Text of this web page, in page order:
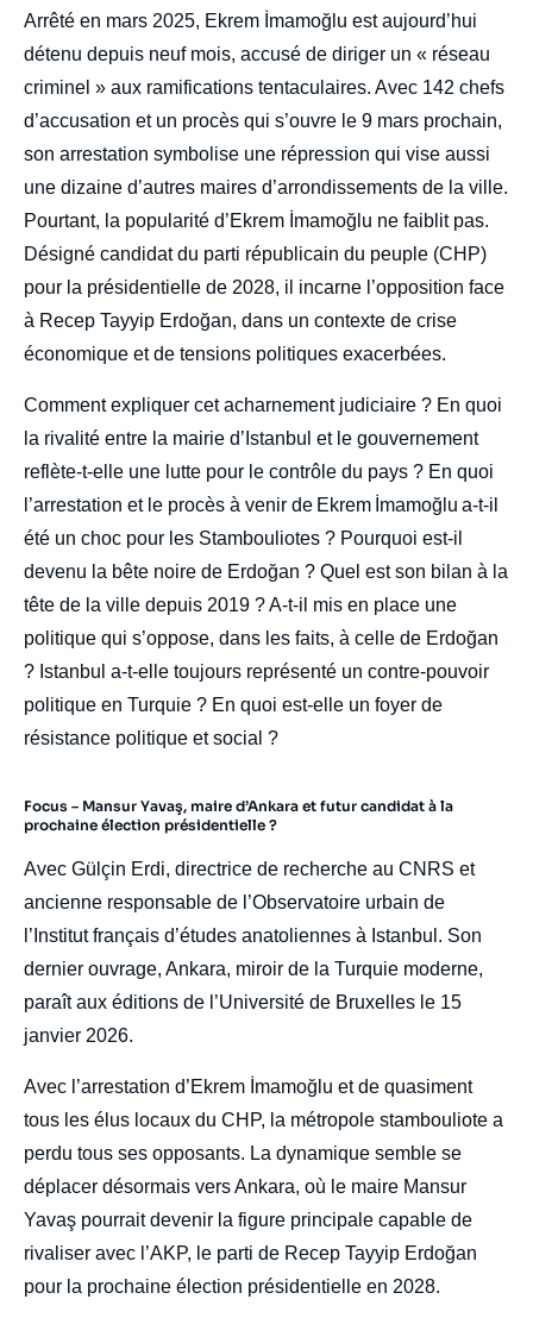
Arrêté en mars 2025, Ekrem İmamoğlu est aujourd’hui
détenu depuis neuf mois, accusé de diriger un « réseau
criminel » aux ramifications tentaculaires. Avec 142 chefs
d’accusation et un procès qui s’ouvre le 9 mars prochain,
son arrestation symbolise une répression qui vise aussi
une dizaine d’autres maires d’arrondissements de la ville.
Pourtant, la popularité d’Ekrem İmamoğlu ne faiblit pas.
Désigné candidat du parti républicain du peuple (CHP)
pour la présidentielle de 2028, il incarne l’opposition face
à Recep Tayyip Erdoğan, dans un contexte de crise
économique et de tensions politiques exacerbées.
Comment expliquer cet acharnement judiciaire ? En quoi
la rivalité entre la mairie d’Istanbul et le gouvernement
reflète-t-elle une lutte pour le contrôle du pays ? En quoi
l’arrestation et le procès à venir de Ekrem İmamoğlu a-t-il
été un choc pour les Stambouliotes ? Pourquoi est-il
devenu la bête noire de Erdoğan ? Quel est son bilan à la
tête de la ville depuis 2019 ? A-t-il mis en place une
politique qui s’oppose, dans les faits, à celle de Erdoğan
? Istanbul a-t-elle toujours représenté un contre-pouvoir
politique en Turquie ? En quoi est-elle un foyer de
résistance politique et social ?
Focus – Mansur Yavaş, maire d’Ankara et futur candidat à la
prochaine élection présidentielle ?
Avec Gülçin Erdi, directrice de recherche au CNRS et
ancienne responsable de l’Observatoire urbain de
l’Institut français d’études anatoliennes à Istanbul. Son
dernier ouvrage, Ankara, miroir de la Turquie moderne,
paraît aux éditions de l’Université de Bruxelles le 15
janvier 2026.
Avec l’arrestation d’Ekrem İmamoğlu et de quasiment
tous les élus locaux du CHP, la métropole stambouliote a
perdu tous ses opposants. La dynamique semble se
déplacer désormais vers Ankara, où le maire Mansur
Yavaş pourrait devenir la figure principale capable de
rivaliser avec l’AKP, le parti de Recep Tayyip Erdoğan
pour la prochaine élection présidentielle en 2028.